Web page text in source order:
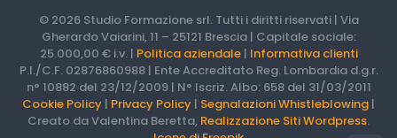
© 2026 Studio Formazione srl. Tutti i diritti riservati | Via
Gherardo Vaiarini, 11 – 25121 Brescia | Capitale sociale:
25.000,00 € i.v. | Politica aziendale| Informativa clienti
P.I./C.F. 02876860988 | Ente Accreditato Reg. Lombardia d.g.r.
n° 10882 del 23/12/2009 | N° Iscriz. Albo: 658 del 31/03/2011
Cookie Policy | Privacy Policy | Segnalazioni Whistleblowing |
Creato da Valentina Beretta, Realizzazione Siti Wordpress.